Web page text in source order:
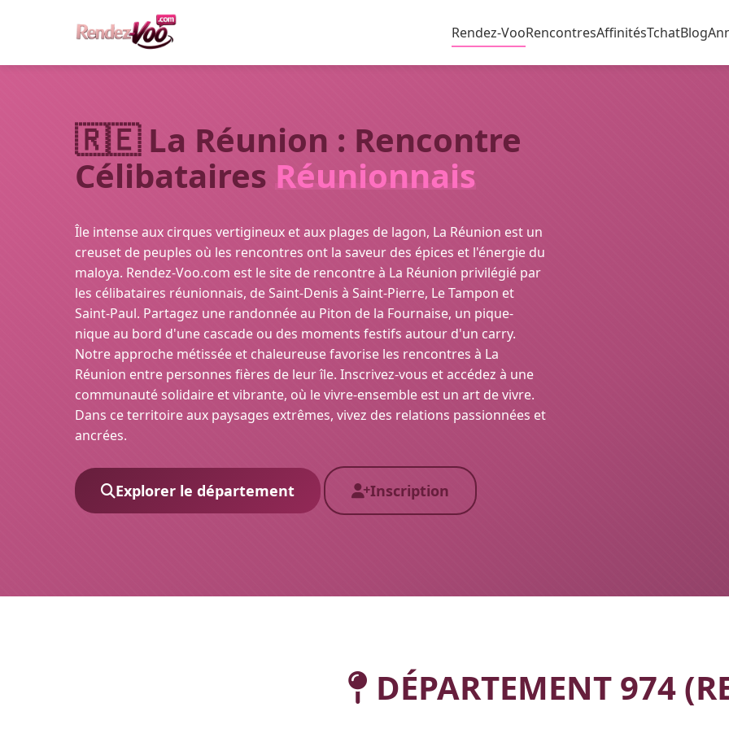
Rendez-VooRencontresAffinitésTchatBlog
🇷🇪 La Réunion : Rencontre
Célibataires Réunionnais
Île intense aux cirques vertigineux et aux plages de lagon, La Réunion est un
creuset de peuples où les rencontres ont la saveur des épices et l'énergie du
maloya. Rendez-Voo.com est le site de rencontre à La Réunion privilégié par
les célibataires réunionnais, de Saint-Denis à Saint-Pierre, Le Tampon et
Saint-Paul. Partagez une randonnée au Piton de la Fournaise, un pique-
nique au bord d'une cascade ou des moments festifs autour d'un carry.
Notre approche métissée et chaleureuse favorise les rencontres à La
Réunion entre personnes fières de leur île. Inscrivez-vous et accédez à une
communauté solidaire et vibrante, où le vivre-ensemble est un art de vivre.
Dans ce territoire aux paysages extrêmes, vivez des relations passionnées et
ancrées.
Explorer le département Inscription
DÉPARTEMENT 974